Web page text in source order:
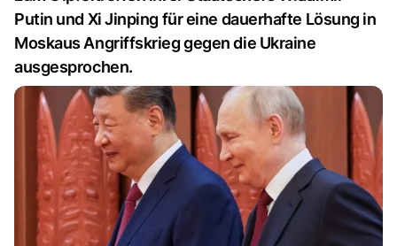
Putin und Xi Jinping für eine dauerhafte Lösung in
Moskaus Angriffskrieg gegen die Ukraine
ausgesprochen.